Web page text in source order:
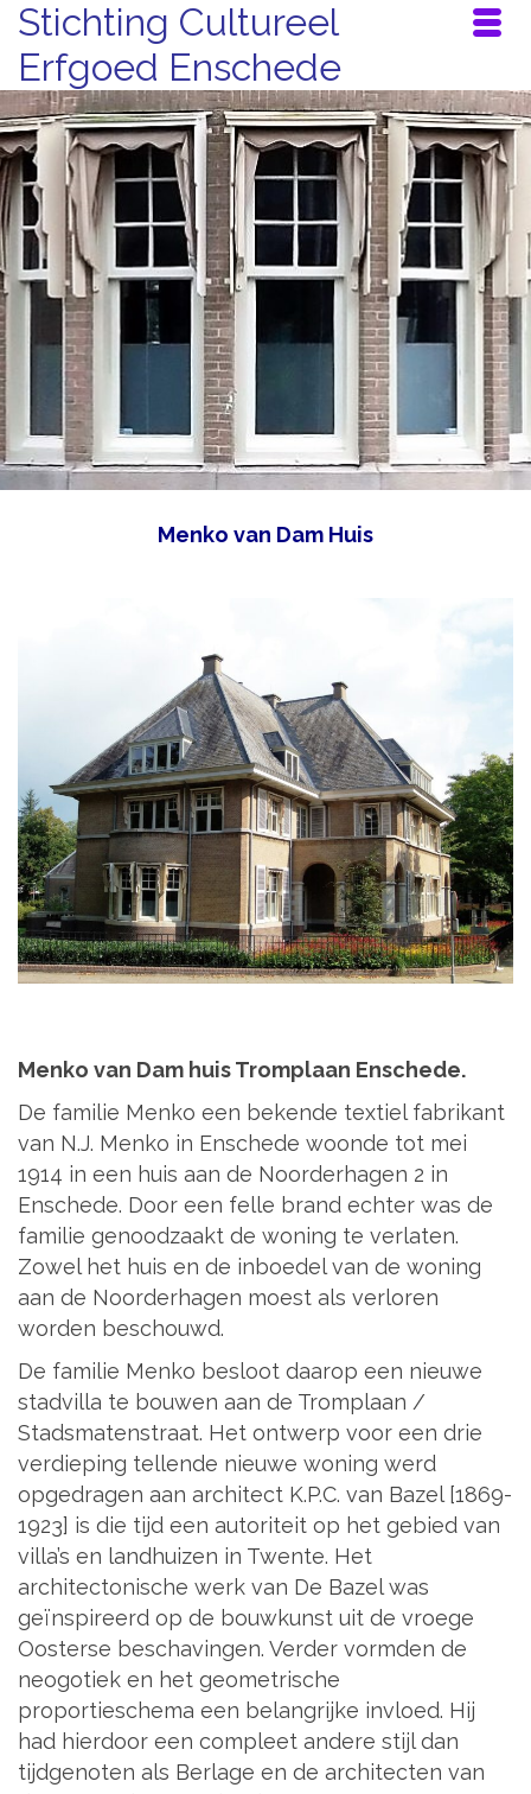
Stichting Cultureel
Erfgoed Enschede
Menko van Dam Huis
Menko van Dam huis Tromplaan Enschede.
De familie Menko een bekende textiel fabrikant
van N.J. Menko in Enschede woonde tot mei
1914 in een huis aan de Noorderhagen 2 in
Enschede. Door een felle brand echter was de
familie genoodzaakt de woning te verlaten.
Zowel het huis en de inboedel van de woning
aan de Noorderhagen moest als verloren
worden beschouwd.
De familie Menko besloot daarop een nieuwe
stadvilla te bouwen aan de Tromplaan /
Stadsmatenstraat. Het ontwerp voor een drie
verdieping tellende nieuwe woning werd
opgedragen aan architect K.P.C. van Bazel [1869-
1923] is die tijd een autoriteit op het gebied van
villa’s en landhuizen in Twente. Het
architectonische werk van De Bazel was
geïnspireerd op de bouwkunst uit de vroege
Oosterse beschavingen. Verder vormden de
neogotiek en het geometrische
proportieschema een belangrijke invloed. Hij
had hierdoor een compleet andere stijl dan
tijdgenoten als Berlage en de architecten van